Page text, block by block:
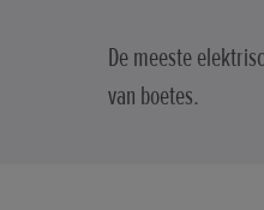
De meeste
van boetes.